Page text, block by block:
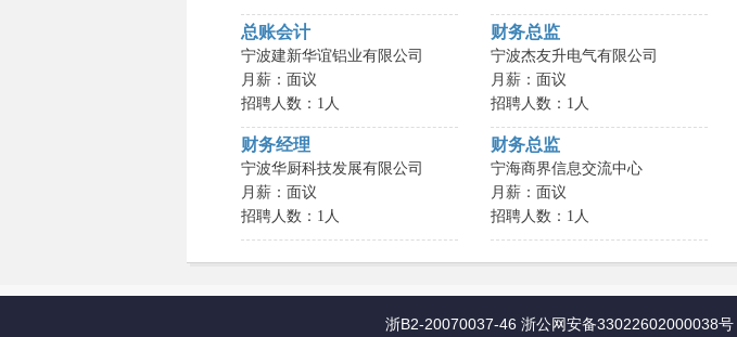
总账会计
宁波建新华谊铝业有限公司
月薪：面议
招聘人数：1人
财务总监
宁波杰友升电气有限公司
月薪：面议
招聘人数：1人
财务经理
宁波华厨科技发展有限公司
月薪：面议
招聘人数：1人
财务总监
宁海商界信息交流中心
月薪：面议
招聘人数：1人
浙B2-20070037-46 浙公网安备33022602000038号